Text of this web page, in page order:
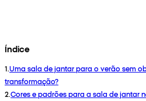
Índice
1.Uma sala de jantar para o verão sem
transformação?
2.Cores e padrões para a sala de jantar